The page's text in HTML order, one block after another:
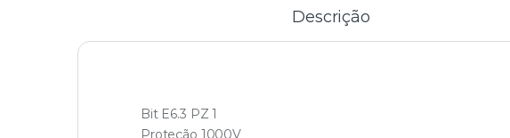
Descrição
Bit E6.3 PZ 1
Proteção 1000V